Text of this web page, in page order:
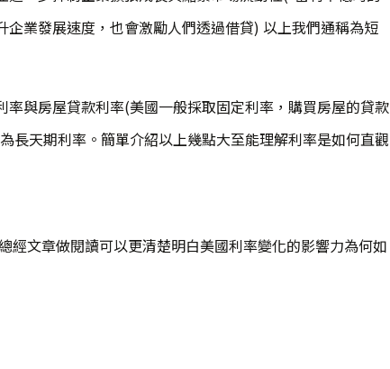
業發展速度，也會激勵人們透過借貸) 以上我們通稱為短
與房屋貸款利率(美國一般採取固定利率，購買房屋的貸款
長天期利率。簡單介紹以上幾點大至能理解利率是如何直觀
經文章做閱讀可以更清楚明白美國利率變化的影響力為何如